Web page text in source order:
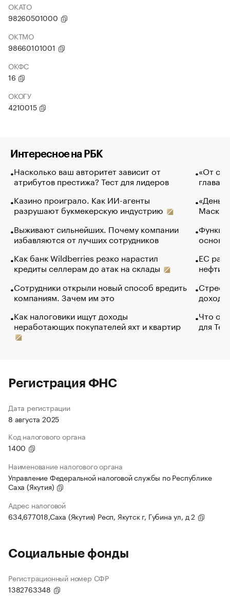
ОКАТО
98260501000
ОКТМО
98660101001
ОКФС
16
ОКОГУ
4210015
Интересное на РБК
Насколько ваш авторитет зависит от
атрибутов престижа? Тест для лидеров
Казино проиграло. Как ИИ-агенты
разрушают букмекерскую индустрию
Выживают сильнейших. Почему компании
избавляются от лучших сотрудников
Как банк Wildberries резко нарастил
кредиты селлерам до атак на склады
Сотрудники открыли новый способ вредить
компаниям. Зачем им это
Как налоговики ищут доходы
неработающих покупателей яхт и квартир
«От
глава
Маск в
основ
ЕС
нефти
Что
для
Регистрация ФНС
Дата регистрации
8 августа 2025
Код налогового органа
1400
Наименование налогового органа
Управление Федеральной налоговой службы по Республике
Саха (Якутия)
Адрес налоговой
634,677018,Саха (Якутия) Респ, Якутск г, Губина ул, д 2
Социальные фонды
Регистрационный номер СФР
1382763348